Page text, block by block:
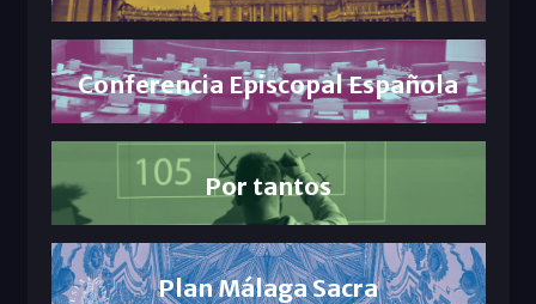
Conferencia Episcopal Española
Por tantos
Plan Málaga Sacra